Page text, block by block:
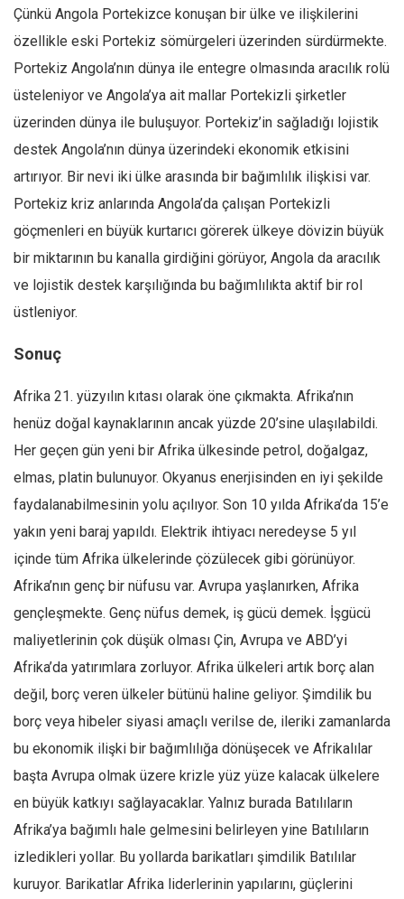
Çünkü Angola Portekizce konuşan bir ülke ve ilişkilerini
özellikle eski Portekiz sömürgeleri üzerinden sürdürmekte.
Portekiz Angola’nın dünya ile entegre olmasında aracılık rolü
üsteleniyor ve Angola’ya ait mallar Portekizli şirketler
üzerinden dünya ile buluşuyor. Portekiz’in sağladığı lojistik
destek Angola’nın dünya üzerindeki ekonomik etkisini
artırıyor. Bir nevi iki ülke arasında bir bağımlılık ilişkisi var.
Portekiz kriz anlarında Angola’da çalışan Portekizli
göçmenleri en büyük kurtarıcı görerek ülkeye dövizin büyük
bir miktarının bu kanalla girdiğini görüyor, Angola da aracılık
ve lojistik destek karşılığında bu bağımlılıkta aktif bir rol
üstleniyor.
Sonuç
Afrika 21. yüzyılın kıtası olarak öne çıkmakta. Afrika’nın
henüz doğal kaynaklarının ancak yüzde 20’sine ulaşılabildi.
Her geçen gün yeni bir Afrika ülkesinde petrol, doğalgaz,
elmas, platin bulunuyor. Okyanus enerjisinden en iyi şekilde
faydalanabilmesinin yolu açılıyor. Son 10 yılda Afrika’da 15’e
yakın yeni baraj yapıldı. Elektrik ihtiyacı neredeyse 5 yıl
içinde tüm Afrika ülkelerinde çözülecek gibi görünüyor.
Afrika’nın genç bir nüfusu var. Avrupa yaşlanırken, Afrika
gençleşmekte. Genç nüfus demek, iş gücü demek. İşgücü
maliyetlerinin çok düşük olması Çin, Avrupa ve ABD’yi
Afrika’da yatırımlara zorluyor. Afrika ülkeleri artık borç alan
değil, borç veren ülkeler bütünü haline geliyor. Şimdilik bu
borç veya hibeler siyasi amaçlı verilse de, ileriki zamanlarda
bu ekonomik ilişki bir bağımlılığa dönüşecek ve Afrikalılar
başta Avrupa olmak üzere krizle yüz yüze kalacak ülkelere
en büyük katkıyı sağlayacaklar. Yalnız burada Batılıların
Afrika’ya bağımlı hale gelmesini belirleyen yine Batılıların
izledikleri yollar. Bu yollarda barikatları şimdilik Batılılar
kuruyor. Barikatlar Afrika liderlerinin yapılarını, güçlerini